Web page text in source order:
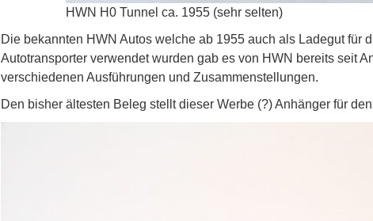
HWN H0 Tunnel ca. 1955 (sehr selten)
Die bekannten HWN Autos welche ab 1955 auch als Ladegut für
Autotransporter verwendet wurden gab es von HWN bereits seit
verschiedenen Ausführungen und Zusammenstellungen.
Den bisher ältesten Beleg stellt dieser Werbe (?) Anhänger für